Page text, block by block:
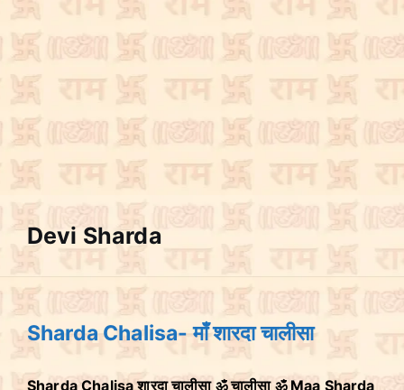
Devi Sharda
Sharda Chalisa- माँ शारदा चालीसा
Sharda Chalisa शारदा चालीसा ॐ चालीसा ॐ Maa Sharda